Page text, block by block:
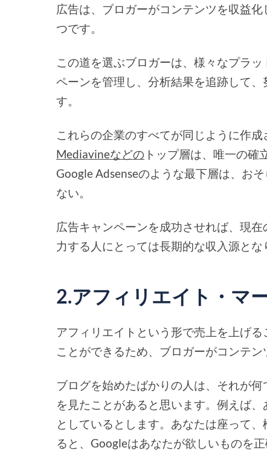
広告は、ブロガーがコンテンツを収益
つです。
この道を選ぶブロガーは、様々なプラ
ペーンを管理し、分析結果を追跡して
す。
これらの企業のすべてが同じように作
Mediavineなどの トップ層は、唯一の確
Google Adsenseのような最下層は、お
ない。
広告キャンペーンを成功させれば、現
力する人にとっては長期的な収入源とな
2.アフィリエイト・マ
アフィリエイトという形で売上を上げ
ことができるため、ブロガーがコンテ
ブログを始めたばかりの人は、それが
を見たことがあると思います。例えば
としているとします。あなたは座って
ると、Googleはあなたが欲しいものを正